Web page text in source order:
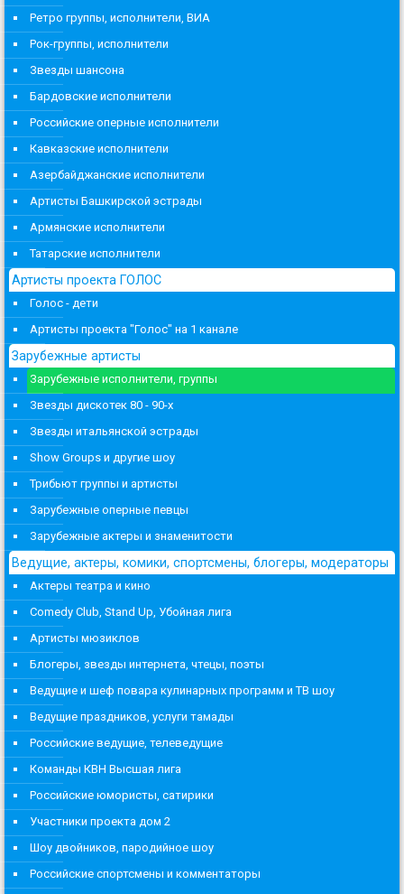
Ретро группы, исполнители, ВИА
Рок-группы, исполнители
Звезды шансона
Бардовские исполнители
Российские оперные исполнители
Кавказские исполнители
Азербайджанские исполнители
Артисты Башкирской эстрады
Армянские исполнители
Татарские исполнители
Артисты проекта ГОЛОС
Голос - дети
Артисты проекта "Голос" на 1 канале
Зарубежные артисты
Зарубежные исполнители, группы
Звезды дискотек 80 - 90-х
Звезды итальянской эстрады
Show Groups и другие шоу
Трибьют группы и артисты
Зарубежные оперные певцы
Зарубежные актеры и знаменитости
Ведущие, актеры, комики, спортсмены, блогеры, модераторы
Актеры театра и кино
Comedy Club, Stand Up, Убойная лига
Артисты мюзиклов
Блогеры, звезды интернета, чтецы, поэты
Ведущие и шеф повара кулинарных программ и ТВ шоу
Ведущие праздников, услуги тамады
Российские ведущие, телеведущие
Команды КВН Высшая лига
Российские юмористы, сатирики
Участники проекта дом 2
Шоу двойников, пародийное шоу
Российские спортсмены и комментаторы